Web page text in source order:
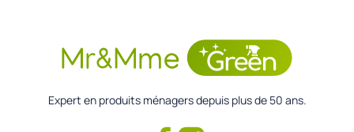
Expert en produits ménagers depuis plus de 50 ans.